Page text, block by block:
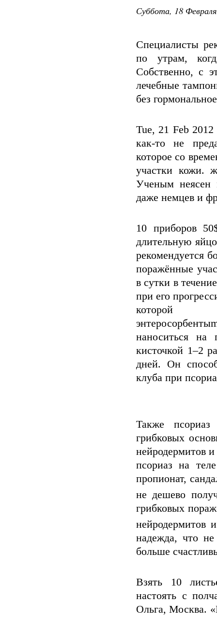
Суббота, 18
Специалисты
по утрам,
Собственно, с
лечебные
без
Tue, 21 Feb
как-то не
которое со
участки кожи.
Ученым неясен
даже немцев и
10 приборов
длительную
рекомендуется
поражённые
в сутки в
при его
наноситься на
кисточкой 1–2
дней. Он
клуба при
Также
грибковых
нейродермитов и
псориаз на
пропионат,
не дешево
грибковых
нейродермитов
надежда, что
больше
Взять 10
настоять с
Ольга, Москва.